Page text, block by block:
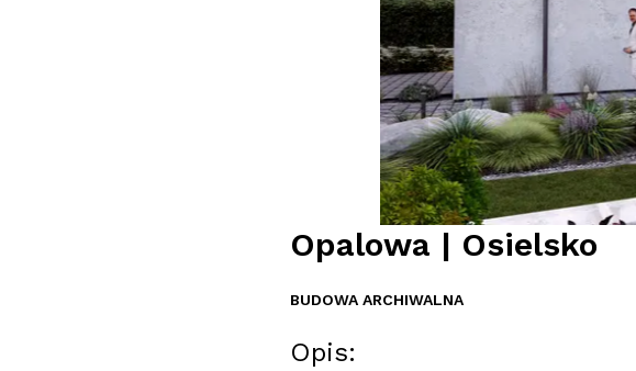
Opalowa | Osielsko
BUDOWA ARCHIWALNA
Opis: